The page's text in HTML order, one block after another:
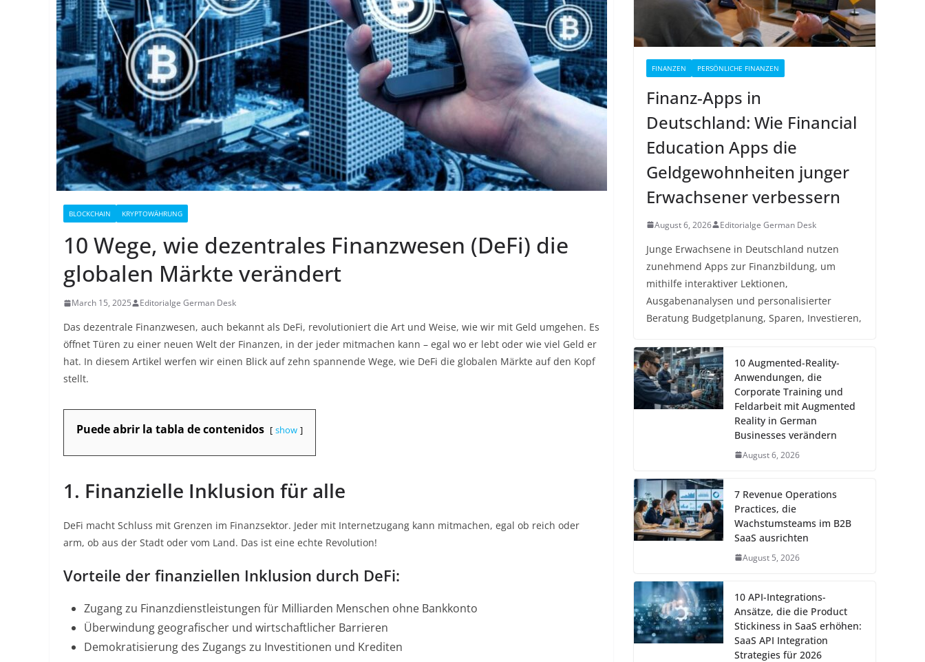
BLOCKCHAIN KRYPTOWÄHRUNG
10 Wege, wie dezentrales Finanzwesen (DeFi) die
globalen Märkte verändert
March 15, 2025 Editorialge German Desk
Das dezentrale Finanzwesen, auch bekannt als DeFi, revolutioniert die Art und Weise, wie wir mit Geld umgehen. Es
öffnet Türen zu einer neuen Welt der Finanzen, in der jeder mitmachen kann – egal wo er lebt oder wie viel Geld er
hat. In diesem Artikel werfen wir einen Blick auf zehn spannende Wege, wie DeFi die globalen Märkte auf den Kopf
stellt.
Puede abrir la tabla de contenidos show
1. Finanzielle Inklusion für alle
DeFi macht Schluss mit Grenzen im Finanzsektor. Jeder mit Internetzugang kann mitmachen, egal ob reich oder
arm, ob aus der Stadt oder vom Land. Das ist eine echte Revolution!
Vorteile der finanziellen Inklusion durch DeFi:
Zugang zu Finanzdienstleistungen für Milliarden Menschen ohne Bankkonto
Überwindung geografischer und wirtschaftlicher Barrieren
Demokratisierung des Zugangs zu Investitionen und Krediten
FINANZEN PERSÖNLICHE FINANZEN
Finanz-Apps in
Deutschland: Wie Financial
Education Apps die
Geldgewohnheiten junger
Erwachsener verbessern
August 6, 2026 Editorialge German Desk
Junge Erwachsene in Deutschland nutzen
zunehmend Apps zur Finanzbildung, um
mithilfe interaktiver Lektionen,
Ausgabenanalysen und personalisierter
Beratung Budgetplanung, Sparen, Investieren,
10 Augmented-Reality-
Anwendungen, die
Corporate Training und
Feldarbeit mit Augmented
Reality in German
Businesses verändern
August 6, 2026
7 Revenue Operations
Practices, die
Wachstumsteams im B2B
SaaS ausrichten
August 5, 2026
10 API-Integrations-
Ansätze, die die Product
Stickiness in SaaS erhöhen:
SaaS API Integration
Strategies für 2026